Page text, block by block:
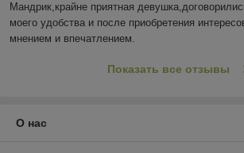
Мандрик,крайне приятная
моего удобства и после приобретения
мнением и впечатлением.
Показать все отзывы
О нас